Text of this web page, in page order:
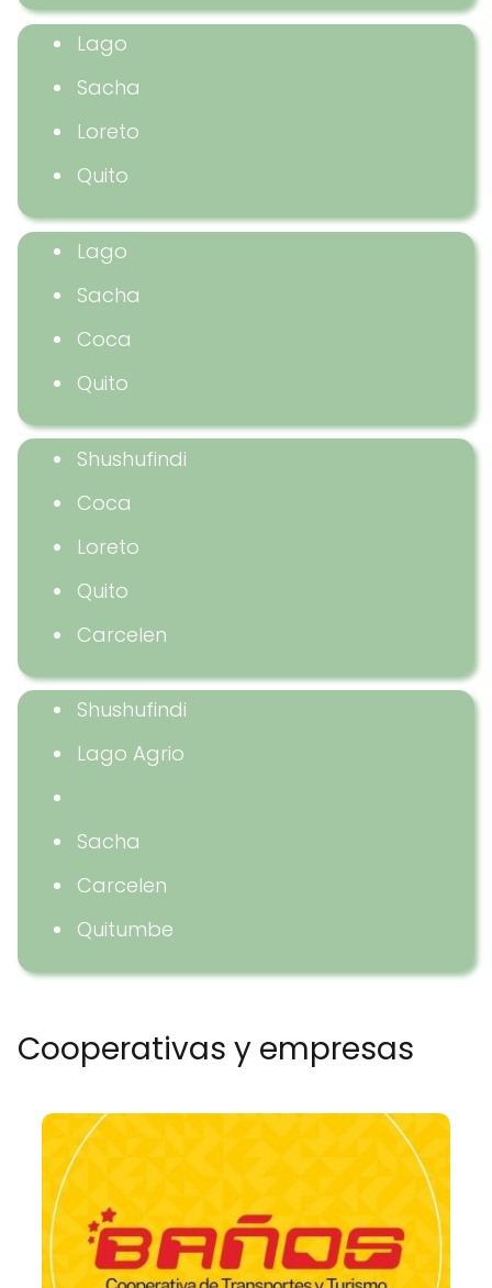
Lago
Sacha
Loreto
Quito
Lago
Sacha
Coca
Quito
Shushufindi
Coca
Loreto
Quito
Carcelen
Shushufindi
Lago Agrio
Sacha
Carcelen
Quitumbe
Cooperativas y empresas